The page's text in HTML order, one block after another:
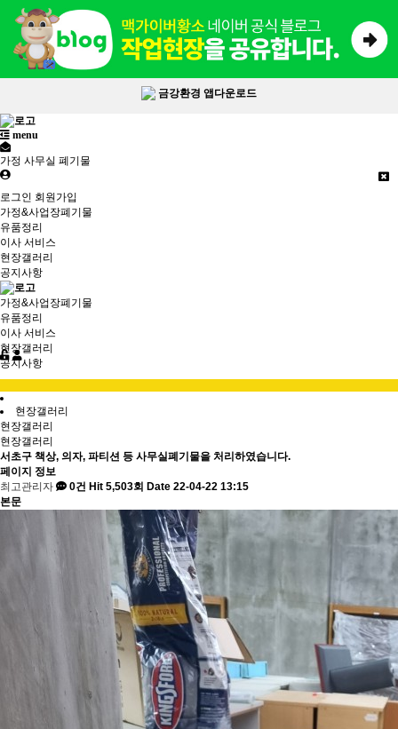
금강환경 앱다운로드
menu
가정 사무실 폐기물
로그인 회원가입
가정&사업장폐기물
유품정리
이사 서비스
현장갤러리
공지사항
가정&사업장폐기물
유품정리
이사 서비스
현장갤러리
공지사항
현장갤러리
현장갤러리
현장갤러리
서초구 책상, 의자, 파티션 등 사무실폐기물을 처리하였습니다.
페이지 정보
최고관리자
0건 Hit 5,503회 Date 22-04-22 13:15
본문